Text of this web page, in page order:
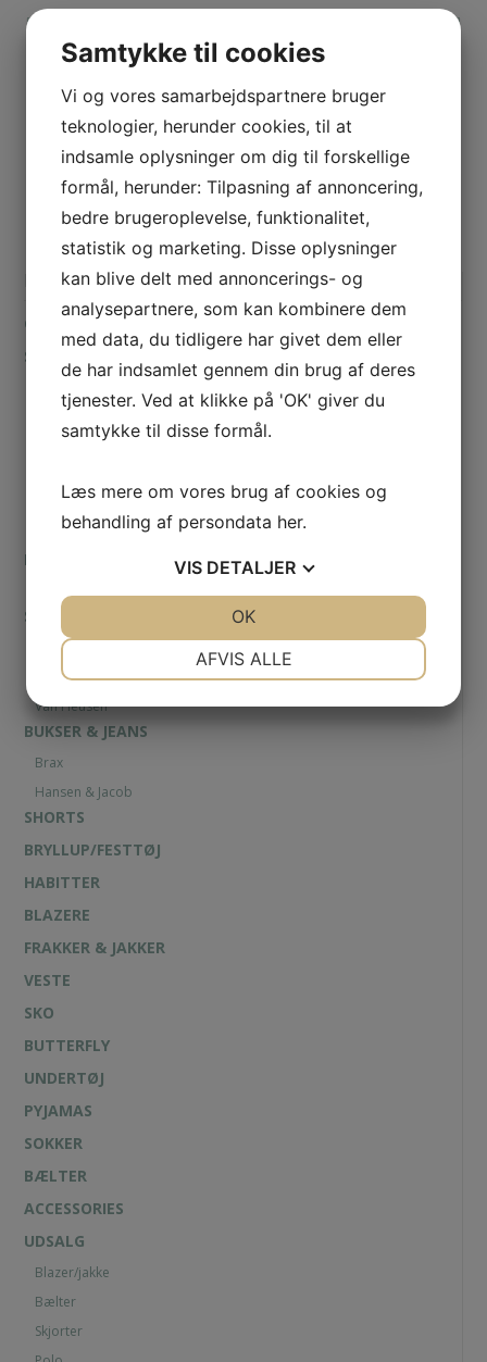
Hansen & Jacob Jeans(Str. 40/32)
1.299,00DKK 599,00DKK
Calida Kort Pyjamas(Str.XL)
699,00DKK 350,00 DKK
Kategorier
GAVEKORT
SKJORTER
Paul & Shark
Stenströms
Viyella
POLOER
STRIK & SWEATSHIRTS
Paul & Shark
Alan Paine
Van Heusen
BUKSER & JEANS
Brax
Hansen & Jacob
SHORTS
BRYLLUP/FESTTØJ
HABITTER
BLAZERE
FRAKKER & JAKKER
VESTE
SKO
BUTTERFLY
UNDERTØJ
PYJAMAS
SOKKER
BÆLTER
ACCESSORIES
UDSALG
Blazer/jakke
Bælter
Skjorter
Samtykke til cookies
Vi og vores samarbejdspartnere bruger
teknologier, herunder cookies, til at
indsamle oplysninger om dig til forskellige
formål, herunder: Tilpasning af annoncering,
bedre brugeroplevelse, funktionalitet,
statistik og marketing. Disse oplysninger
kan blive delt med annoncerings- og
analysepartnere, som kan kombinere dem
med data, du tidligere har givet dem eller
de har indsamlet gennem din brug af deres
tjenester. Ved at klikke på 'OK' giver du
samtykke til disse formål.
Læs mere om vores brug af cookies og
behandling af persondata her.
VIS DETALJER
MARKETING
AFVIS ALLE
OK